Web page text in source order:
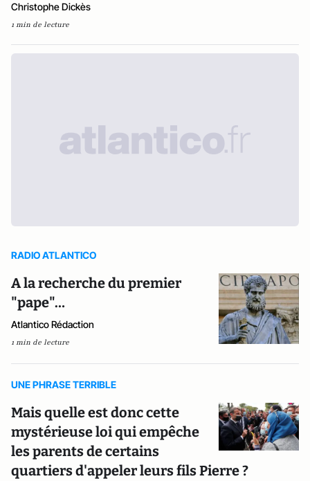
Christophe Dickès
1 min de lecture
RADIO ATLANTICO
A la recherche du premier
"pape"…
Atlantico Rédaction
1 min de lecture
UNE PHRASE TERRIBLE
Mais quelle est donc cette
mystérieuse loi qui empêche
les parents de certains
quartiers d'appeler leurs fils Pierre ?